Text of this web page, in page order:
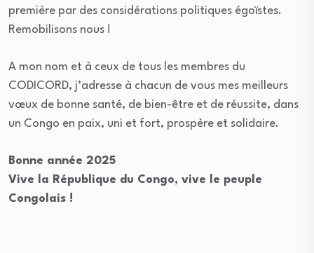
première par des considérations politiques égoïstes.
Remobilisons nous !
A mon nom et à ceux de tous les membres du
CODICORD, j’adresse à chacun de vous mes meilleurs
vœux de bonne santé, de bien-être et de réussite, dans
un Congo en paix, uni et fort, prospère et solidaire.
Bonne année 2025
Vive la République du Congo, vive le peuple
Congolais !